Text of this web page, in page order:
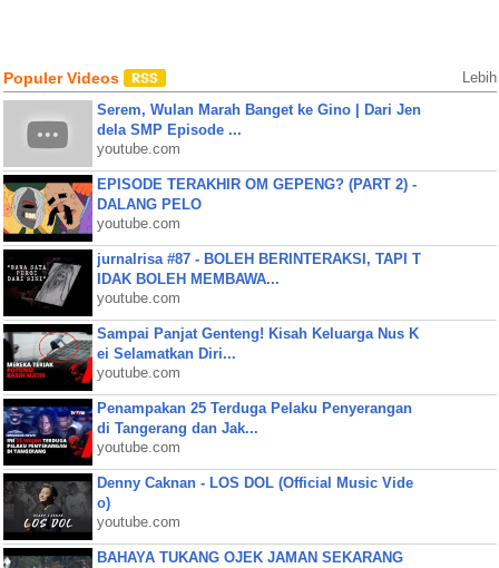
Populer Videos Lebih
Serem, Wulan Marah Banget ke Gino | Dari Jen
dela SMP Episode ...
youtube.com
EPISODE TERAKHIR OM GEPENG? (PART 2) -
DALANG PELO
youtube.com
jurnalrisa #87 - BOLEH BERINTERAKSI, TAPI T
IDAK BOLEH MEMBAWA...
youtube.com
Sampai Panjat Genteng! Kisah Keluarga Nus K
ei Selamatkan Diri...
youtube.com
Penampakan 25 Terduga Pelaku Penyerangan
di Tangerang dan Jak...
youtube.com
Denny Caknan - LOS DOL (Official Music Vide
o)
youtube.com
BAHAYA TUKANG OJEK JAMAN SEKARANG